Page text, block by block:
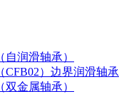
自润滑轴承）
CFB02）边界润滑轴承
双金属轴承）